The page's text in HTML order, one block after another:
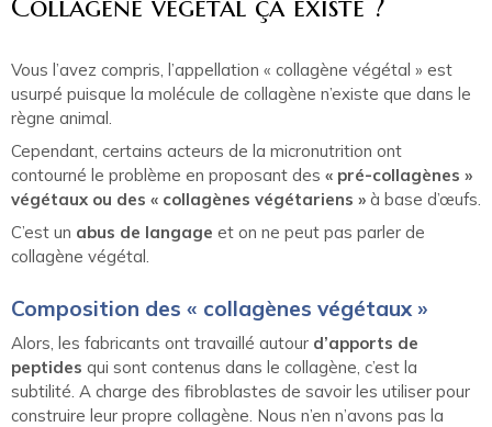
Vous l’avez compris, l’appellation « collagène végétal » est
usurpé puisque la molécule de collagène n’existe que dans le
règne animal.
Cependant, certains acteurs de la micronutrition ont
contourné le problème en proposant des « pré-collagènes »
végétaux ou des « collagènes végétariens » à base d’œufs.
C’est un abus de langage et on ne peut pas parler de
collagène végétal.
Composition des « collagènes végétaux »
Alors, les fabricants ont travaillé autour d’apports de
peptides qui sont contenus dans le collagène, c’est la
subtilité. A charge des fibroblastes de savoir les utiliser pour
construire leur propre collagène. Nous n’en n’avons pas la